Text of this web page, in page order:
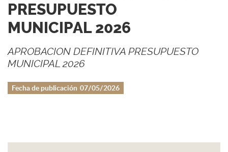
PRESUPUESTO
MUNICIPAL 2026
APROBACION DEFINITIVA PRESUPUESTO
MUNICIPAL 2026
Fecha de publicación 07/05/2026